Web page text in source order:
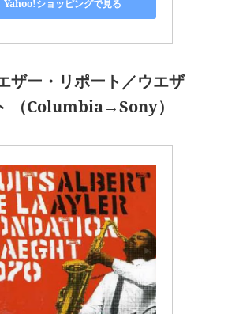
Yahoo!ショッピングで見る
ザー・リポート／ウエザ
（Columbia→Sony）